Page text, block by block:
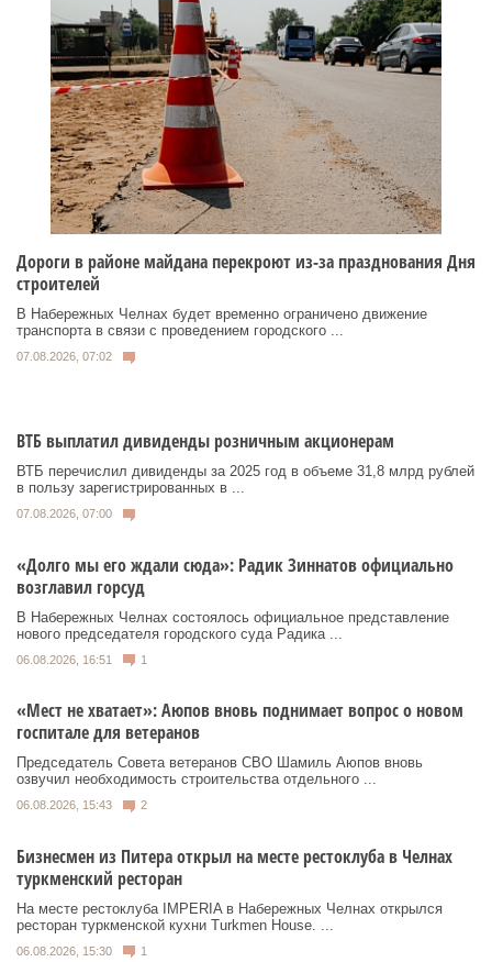
Дороги в районе майдана перекроют из-за празднования Дня
строителей
В Набережных Челнах будет временно ограничено движение
транспорта в связи с проведением городского ...
07.08.2026, 07:02
ВТБ выплатил дивиденды розничным акционерам
ВТБ перечислил дивиденды за 2025 год в объеме 31,8 млрд рублей
в пользу зарегистрированных в ...
07.08.2026, 07:00
«Долго мы его ждали сюда»: Радик Зиннатов официально
возглавил горсуд
В Набережных Челнах состоялось официальное представление
нового председателя городского суда Радика ...
06.08.2026, 16:51 1
«Мест не хватает»: Аюпов вновь поднимает вопрос о новом
госпитале для ветеранов
Председатель Совета ветеранов СВО Шамиль Аюпов вновь
озвучил необходимость строительства отдельного ...
06.08.2026, 15:43 2
Бизнесмен из Питера открыл на месте рестоклуба в Челнах
туркменский ресторан
На месте рестоклуба IMPERIA в Набережных Челнах открылся
ресторан туркменской кухни Turkmen House. ...
06.08.2026, 15:30 1